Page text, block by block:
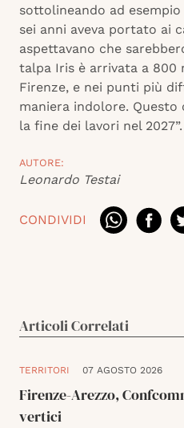
sottolineando ad esempio
sei anni aveva portato ai
aspettavano che
talpa Iris è arrivata a
Firenze, e nei punti più
maniera indolore.
la fine dei lavori nel 2027”.
AUTORE:
Leonardo Testai
CONDIVIDI
Articoli Correlati
TERRITORI 07 AGOSTO 2026
Firenze-Arezzo,
vertici